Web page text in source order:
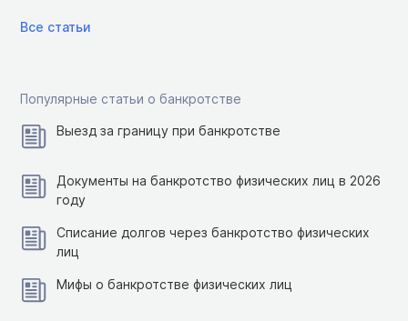
Все статьи
Популярные статьи о банкротстве
Выезд за границу при банкротстве
Документы на банкротство физических лиц в 2026
году
Списание долгов через банкротство физических
лиц
Мифы о банкротстве физических лиц